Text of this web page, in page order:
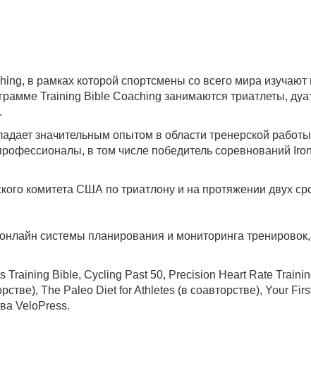
в рамках которой спортсмены со всего мира
Training Bible Coaching занимаются триатлеты,
значительным опытом в области тренерской
в том числе победитель соревнований
комитета США по триатлону и на протяжении двух
системы планирования и мониторинга тренировок,
Bible, Cycling Past 50, Precision Heart Rate
The Paleo Diet for Athletes (в соавторстве), Your
VeloPress.